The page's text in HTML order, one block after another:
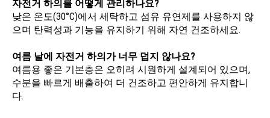
자전거 하의를 어떻게 관리하나요?
낮은 온도(30°C)에서 세탁하고 섬유 유연제를 사용하지 않
으며 탄력성과 기능을 유지하기 위해 자연 건조하세요.
여름 날에 자전거 하의가 너무 덥지 않나요?
여름용 좋은 기본층은 오히려 시원하게 설계되어 있으며,
수분을 빠르게 배출하여 더 건조하고 편안하게 유지합니
다.